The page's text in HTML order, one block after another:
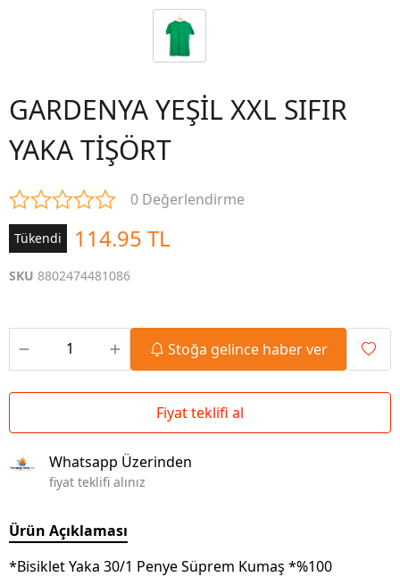
GARDENYA YEŞİL XXL SIFIR
YAKA TİŞÖRT
0 Değerlendirme
Tükendi 114.95 TL
SKU 8802474481086
Stoğa gelince haber ver
Fiyat teklifi al
Whatsapp Üzerinden
fiyat teklifi alınız
Ürün Açıklaması
*Bisiklet Yaka 30/1 Penye Süprem Kumaş *%100